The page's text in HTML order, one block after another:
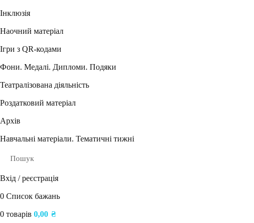
Інклюзія
Наочний матеріал
Ігри з QR-кодами
Фони. Медалі. Дипломи. Подяки
Театралізована діяльність
Роздатковий матеріал
Архів
Навчальні матеріали. Тематичні тижні
Пошук
Вхід / реєстрація
0 Список бажань
0 товарів 0,00 ₴